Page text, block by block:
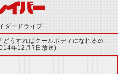
イバー
ダードライブ
どうすればクールボディになれるの
年12月7日放送)